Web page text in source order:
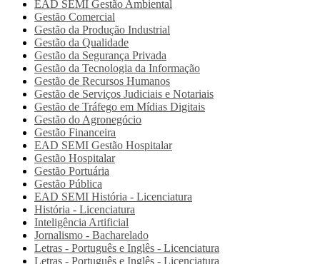
EAD SEMI Gestão Ambiental
Gestão Comercial
Gestão da Produção Industrial
Gestão da Qualidade
Gestão da Segurança Privada
Gestão da Tecnologia da Informação
Gestão de Recursos Humanos
Gestão de Serviços Judiciais e Notariais
Gestão de Tráfego em Mídias Digitais
Gestão do Agronegócio
Gestão Financeira
EAD SEMI Gestão Hospitalar
Gestão Hospitalar
Gestão Portuária
Gestão Pública
EAD SEMI História - Licenciatura
História - Licenciatura
Inteligência Artificial
Jornalismo - Bacharelado
Letras - Português e Inglês - Licenciatura
Letras - Português e Inglês - Licenciatura